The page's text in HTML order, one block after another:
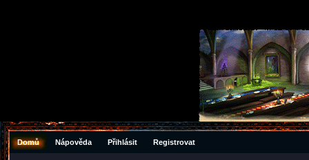
Domů Nápověda Přihlásit Registrovat